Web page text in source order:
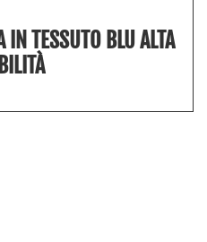
TESSUTO BLU ALTA